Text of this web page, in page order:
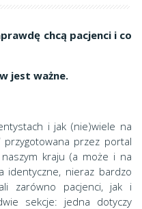
chcą pacjenci i co
jest ważne.
i jak (nie)wiele na
przez portal
kraju (a może i na
identyczne, nieraz bardzo
zarówno pacjenci, jak i
sekcje: jedna dotyczy